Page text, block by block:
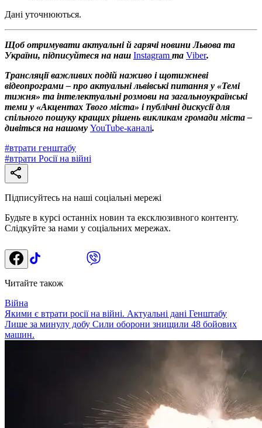
Дані уточнюються.
Щоб отримувати актуальні й гарячі новини Львова та
України, підписуйтеся на наш Instagram та Viber.
Трансляції важливих подій наживо і щотижневі
відеопрограми – про актуальні львівські питання у «Темі
тижня» та інтелектуальні розмови на загальноукраїнські
теми у «Акцентах Твого міста» і публічні дискусії для
спільного пошуку кращих рішень викликам громади міста –
дивіться на нашому YouTube-каналі.
#втрати генштабу
#втрати Росії на війні
Підписуйтесь на наші соціальні мережі
Будьте в курсі останніх новин та ексклюзивного контенту.
Слідкуйте за нами у соціальних мережах.
Читайте також
Війна
Якими є втрати росії на війні. Актуальні дані Генштабу
Лише за минулу добу Сили оборони знищили 48 бойових
машин.